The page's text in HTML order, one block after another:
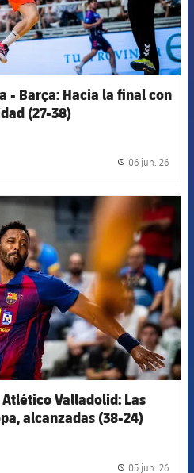
- Barça: Hacia la final con
(27-38)
06 jun. 26
FCB Barcelona badge
Valladolid: Las
alcanzadas (38-24)
05 jun. 26